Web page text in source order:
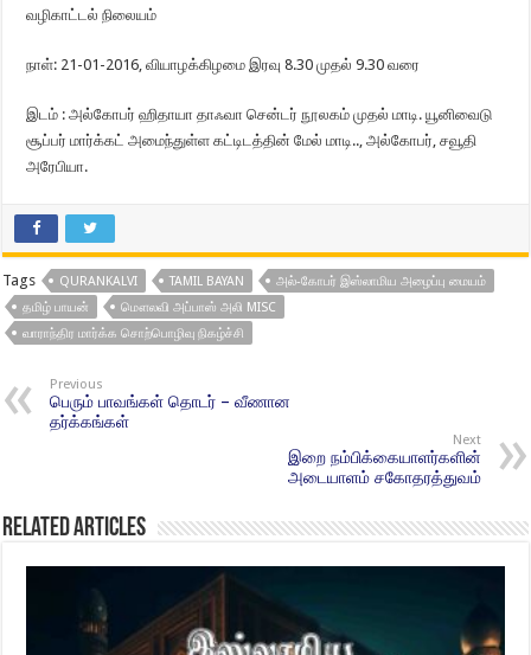
வழிகாட்டல் நிலையம்
நாள்: 21-01-2016, வியாழக்கிழமை இரவு 8.30 முதல் 9.30 வரை
இடம் : அல்கோபர் ஹிதாயா தாஃவா சென்டர் நூலகம் முதல் மாடி. யூனிவைடு
சூப்பர் மார்க்கட் அமைந்துள்ள கட்டிடத்தின் மேல் மாடி.., அல்கோபர், சவூதி
அரேபியா.
Tags QURANKALVI TAMIL BAYAN
அல்-கோபர் இஸ்லாமிய அழைப்பு மையம்
தமிழ் பாயன்
மௌலவி அப்பாஸ் அலி MISC
வாராந்திர மார்க்க சொற்பொழிவு நிகழ்ச்சி
Previous
பெரும் பாவங்கள் தொடர் – வீணான
தர்க்கங்கள்
Next
இறை நம்பிக்கையாளர்களின்
அடையாளம் சகோதரத்துவம்
Related Articles